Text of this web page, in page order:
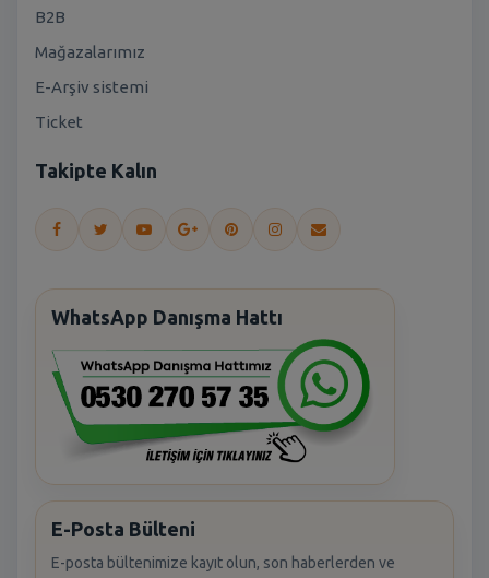
B2B
Mağazalarımız
E-Arşiv sistemi
Ticket
Takipte Kalın
WhatsApp Danışma Hattı
E-Posta Bülteni
E-posta bültenimize kayıt olun, son haberlerden ve